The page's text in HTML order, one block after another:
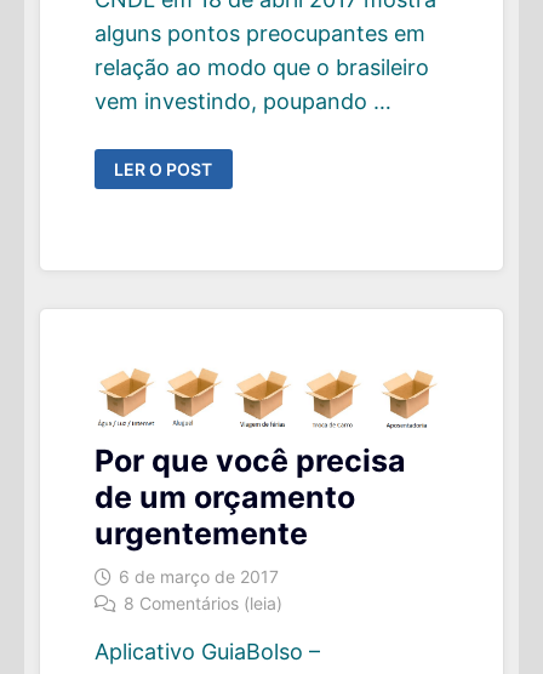
alguns pontos preocupantes em
relação ao modo que o brasileiro
vem investindo, poupando …
PESQUISA
DO
SPC
ANDA
NÃO)
LER O POST
Por que você precisa
de um orçamento
urgentemente
6 de março de 2017
8 Comentários (leia)
Aplicativo GuiaBolso –